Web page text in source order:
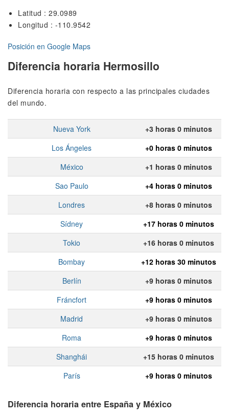
Latitud : 29.0989
Longitud : -110.9542
Posición en Google Maps
Diferencia horaria Hermosillo
Diferencia horaria con respecto a las principales ciudades
del mundo.
Nueva York
+3 horas 0 minutos
Los Ángeles
+0 horas 0 minutos
México
+1 horas 0 minutos
Sao Paulo
+4 horas 0 minutos
Londres
+8 horas 0 minutos
Sídney
+17 horas 0 minutos
Tokio
+16 horas 0 minutos
Bombay
+12 horas 30 minutos
Berlín
+9 horas 0 minutos
Fráncfort
+9 horas 0 minutos
Madrid
+9 horas 0 minutos
Roma
+9 horas 0 minutos
Shanghái
+15 horas 0 minutos
París
+9 horas 0 minutos
Diferencia horaria entre España y México